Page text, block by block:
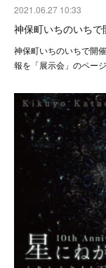
2021.06.27 10:33
神保町いちのいち
神保町いちのいちで開
報を「展示会」のペー